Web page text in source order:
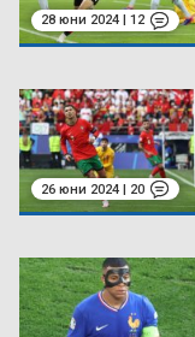
28 юни 2024 | 12
26 юни 2024 | 20